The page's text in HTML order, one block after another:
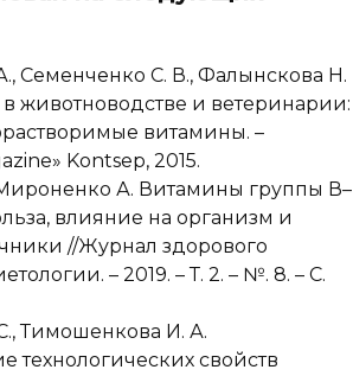
Семенченко С. В., Фалынскова Н.
животноводстве и ветеринарии:
витамины. –
Kontsep, 2015.
А. Витамины группы В–
влияние на организм и
//Журнал здорового
– 2019. – Т. 2. – №. 8. – С.
Тимошенкова И. А.
технологических свойств